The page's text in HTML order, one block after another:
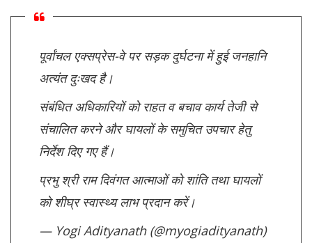
पूर्वांचल एक्सप्रेस-वे पर सड़क दुर्घटना में हुई जनहानि
अत्यंत दुःखद है।
संबंधित अधिकारियों को राहत व बचाव कार्य तेजी से
संचालित करने और घायलों के समुचित उपचार हेतु
निर्देश दिए गए हैं।
प्रभु श्री राम दिवंगत आत्माओं को शांति तथा घायलों
को शीघ्र स्वास्थ्य लाभ प्रदान करें।
— Yogi Adityanath (@myogiadityanath)